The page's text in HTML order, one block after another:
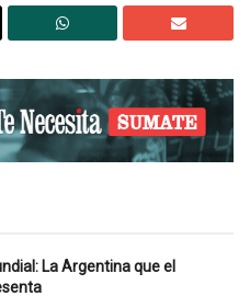
La Argentina que el